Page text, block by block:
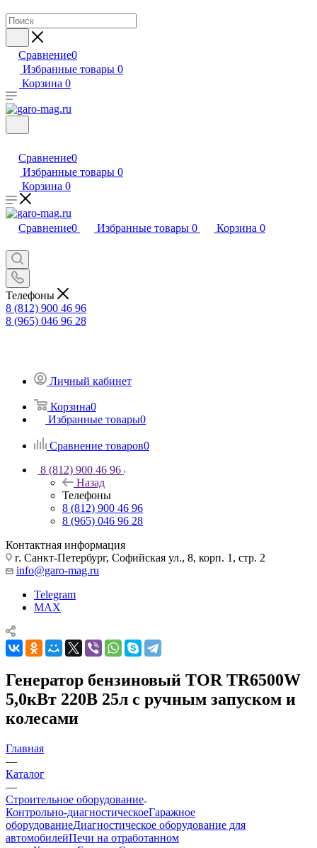
Сравнение0
Избранные товары 0
Корзина 0
Сравнение0
Избранные товары 0
Корзина 0
Сравнение0 Избранные товары 0 Корзина 0
Телефоны
8 (812) 900 46 96
8 (965) 046 96 28
Личный кабинет
Корзина0
Избранные товары0
Сравнение товаров0
8 (812) 900 46 96
Назад
Телефоны
8 (812) 900 46 96
8 (965) 046 96 28
Контактная информация
г. Санкт-Петербург, Софийская ул., 8, корп. 1, стр. 2
info@garo-mag.ru
Telegram
MAX
Генератор бензиновый TOR TR6500W
5,0кВт 220В 25л с ручным запуском и
колесами
Главная
—
Каталог
—
Строительное оборудование
Контрольно-диагностическоеГаражное
оборудованиеДиагностическое оборудование для
автомобилейПечи на отработанном